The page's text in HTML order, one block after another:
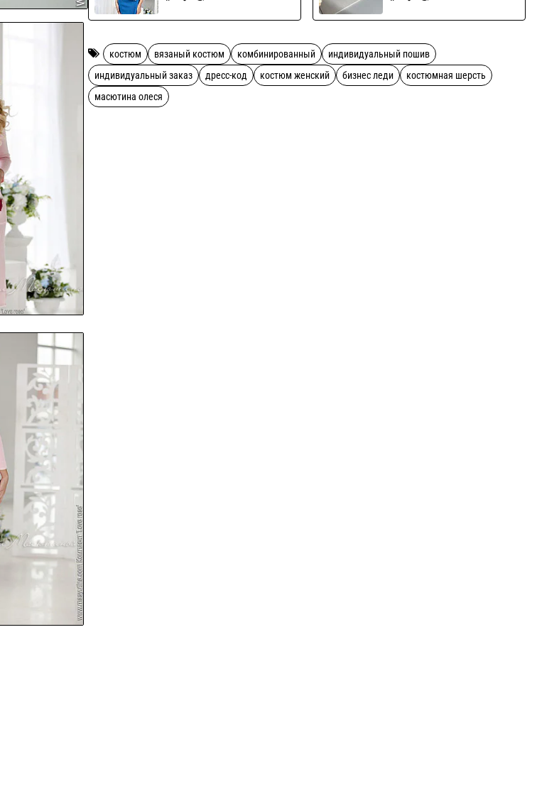
костюм вязаный костюм комбинированный
индивидуальный пошив
индивидуальный заказ
дресс-код костюм женский бизнес леди
костюмная шерсть
масютина олеся